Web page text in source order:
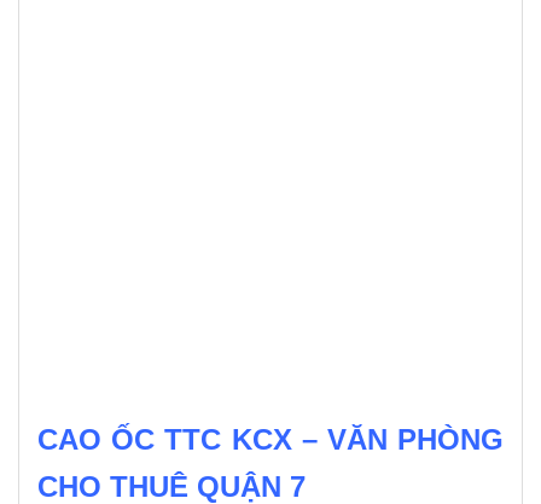
CAO ỐC TTC KCX – VĂN PHÒNG
CHO THUÊ QUẬN 7